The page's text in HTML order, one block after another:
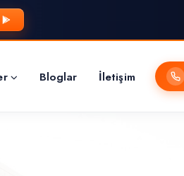
Bloglar İletişim